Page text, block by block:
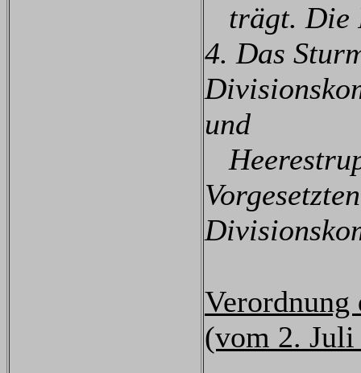
trägt. Die
4. Das
und
Verordnung
(vom 2.